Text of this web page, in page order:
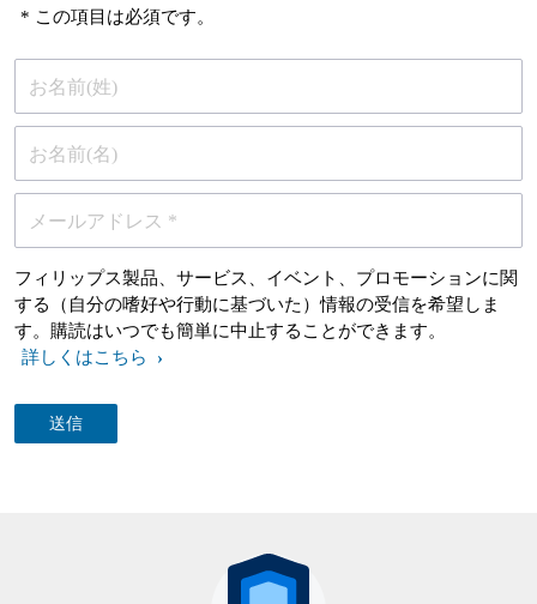
* この項目は必須です。
お名前(姓)
お名前(名)
メールアドレス *
フィリップス製品、サービス、イベント、プロモーションに関
する（自分の嗜好や行動に基づいた）情報の受信を希望しま
す。購読はいつでも簡単に中止することができます。
詳しくはこちら